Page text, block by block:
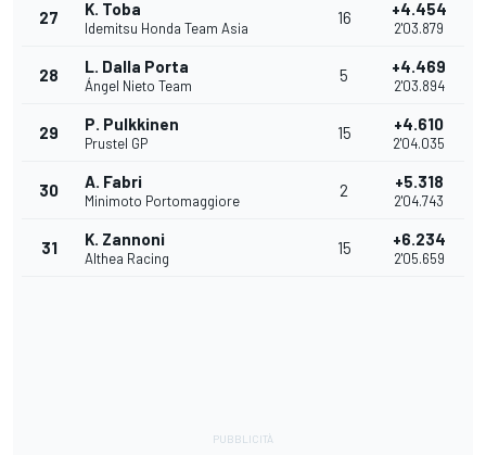
27 K. Toba
Idemitsu Honda Team Asia
16 +4.454
2'03.879
28 L. Dalla Porta
Ángel Nieto Team
5 +4.469
2'03.894
29 P. Pulkkinen
Prustel GP
15 +4.610
2'04.035
30 A. Fabri
Minimoto Portomaggiore
2 +5.318
2'04.743
31 K. Zannoni
Althea Racing
15 +6.234
2'05.659